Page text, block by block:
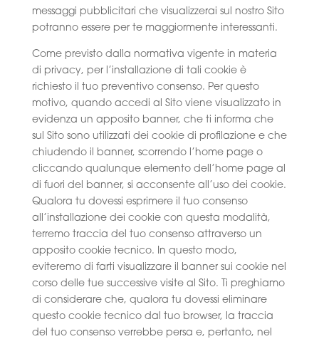
messaggi pubblicitari che visualizzerai sul nostro Sito
potranno essere per te maggiormente interessanti.
Come previsto dalla normativa vigente in materia
di privacy, per l’installazione di tali cookie è
richiesto il tuo preventivo consenso. Per questo
motivo, quando accedi al Sito viene visualizzato in
evidenza un apposito banner, che ti informa che
sul Sito sono utilizzati dei cookie di profilazione e che
chiudendo il banner, scorrendo l’home page o
cliccando qualunque elemento dell’home page al
di fuori del banner, si acconsente all’uso dei cookie.
Qualora tu dovessi esprimere il tuo consenso
all’installazione dei cookie con questa modalità,
terremo traccia del tuo consenso attraverso un
apposito cookie tecnico. In questo modo,
eviteremo di farti visualizzare il banner sui cookie nel
corso delle tue successive visite al Sito. Ti preghiamo
di considerare che, qualora tu dovessi eliminare
questo cookie tecnico dal tuo browser, la traccia
del tuo consenso verrebbe persa e, pertanto, nel